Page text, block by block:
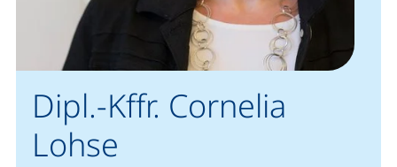
Dipl.-Kffr. Cornelia
Lohse